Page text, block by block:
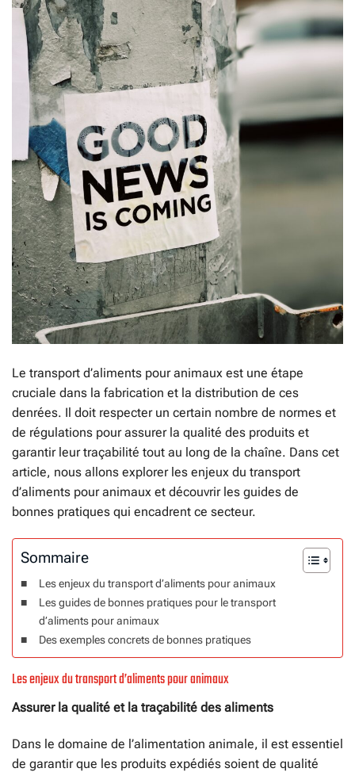
Le transport d’aliments pour animaux est une étape
cruciale dans la fabrication et la distribution de ces
denrées. Il doit respecter un certain nombre de normes et
de régulations pour assurer la qualité des produits et
garantir leur traçabilité tout au long de la chaîne. Dans cet
article, nous allons explorer les enjeux du transport
d’aliments pour animaux et découvrir les guides de
bonnes pratiques qui encadrent ce secteur.
Sommaire
Les enjeux du transport d’aliments pour animaux
Les guides de bonnes pratiques pour le transport
d’aliments pour animaux
Des exemples concrets de bonnes pratiques
Les enjeux du transport d’aliments pour animaux
Assurer la qualité et la traçabilité des aliments
Dans le domaine de l’alimentation animale, il est essentiel
de garantir que les produits expédiés soient de qualité